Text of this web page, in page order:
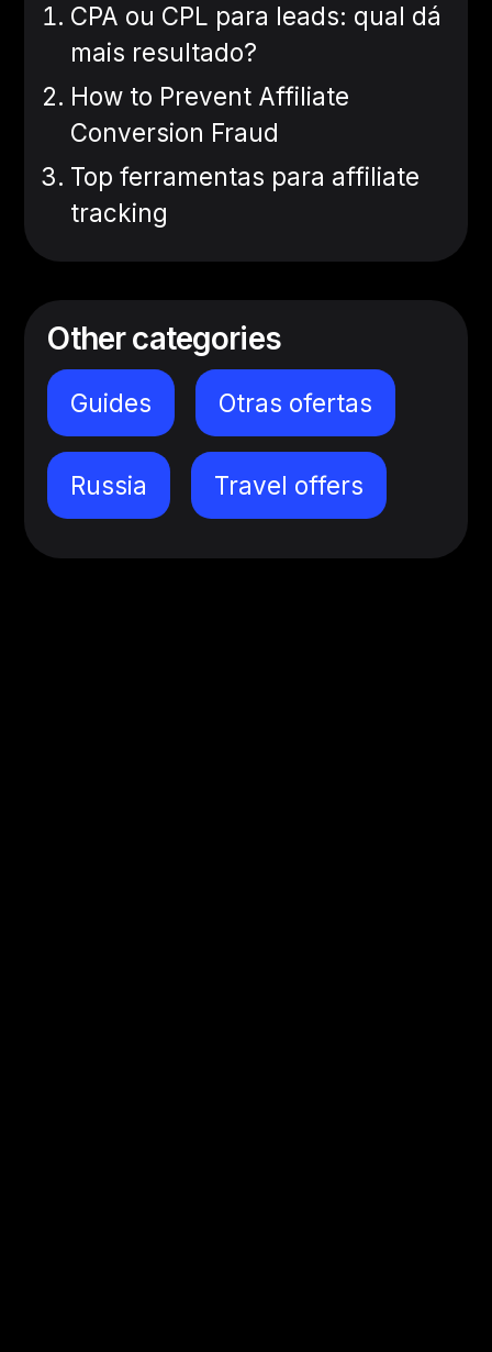
CPA ou CPL para leads: qual dá
mais resultado?
How to Prevent Affiliate
Conversion Fraud
Top ferramentas para affiliate
tracking
Other categories
Guides Otras ofertas
Russia Travel offers